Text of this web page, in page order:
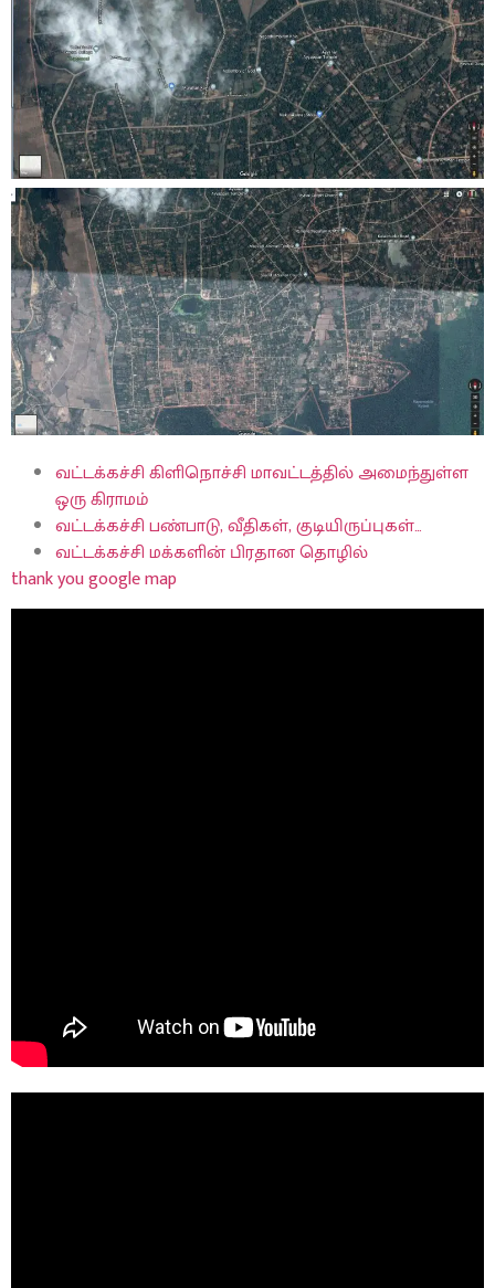
வட்டக்கச்சி கிளிநொச்சி மாவட்டத்தில் அமைந்துள்ள
ஒரு கிராமம்
வட்டக்கச்சி பண்பாடு, வீதிகள், குடியிருப்புகள்…
வட்டக்கச்சி மக்களின் பிரதான தொழில்
thank you google map